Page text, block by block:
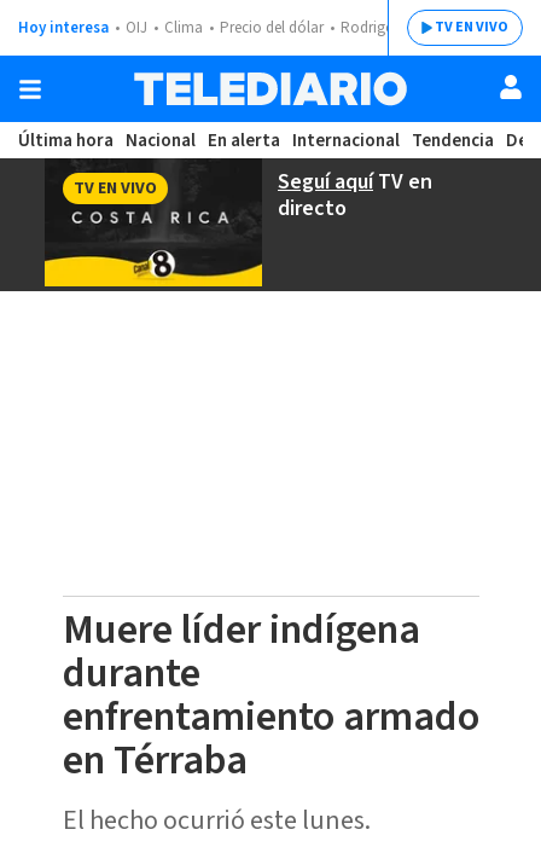
Hoy interesa OIJ Clima Precio del dólar Rodrigo ChavesTV EN VIVO
Última hora Nacional En alerta Internacional Tendencia
Seguí aquíTV en
directo
TV EN VIVO
Muere líder indígena
durante
enfrentamiento armado
en Térraba
El hecho ocurrió este lunes.